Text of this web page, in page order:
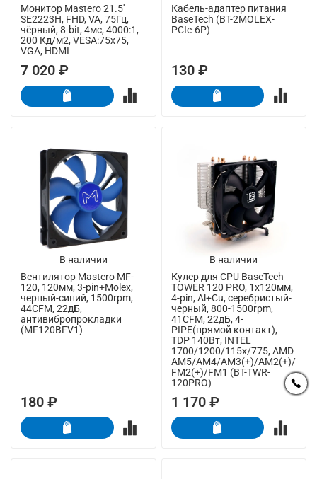
Монитор Mastero 21.5''
SE2223H, FHD, VA, 75Гц,
чёрный, 8-bit, 4мс, 4000:1,
200 Кд/м2, VESA:75x75,
VGA, HDMI
7 020 ₽
Кабель-адаптер питания
BaseTech (BT-2MOLEX-
PCIe-6P)
130 ₽
В наличии
Вентилятор Mastero MF-
120, 120мм, 3-pin+Molex,
черный-синий, 1500rpm,
44CFM, 22дБ,
антивибропрокладки
(MF120BFV1)
180 ₽
В наличии
Кулер для CPU BaseTech
TOWER 120 PRO, 1х120мм,
4-pin, Al+Cu, серебристый-
черный, 800-1500rpm,
41CFM, 22дБ, 4-
PIPE(прямой контакт),
TDP 140Вт, INTEL
1700/1200/115x/775, AMD
AM5/AM4/AM3(+)/AM2(+)/
FM2(+)/FM1 (BT-TWR-
120PRO)
1 170 ₽